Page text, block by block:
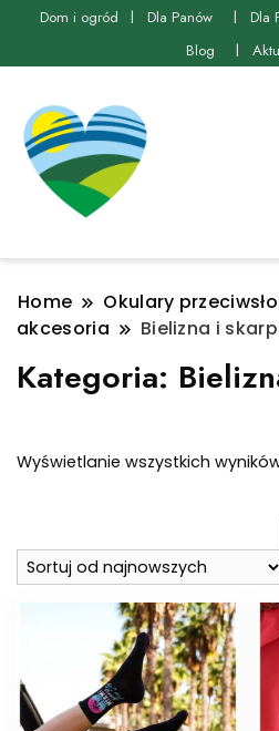
Dom i ogród Dla Panów Dla
Blog
Home Okulary
akcesoria
Bielizna i
Kategoria:
Wyświetlanie wszystkich